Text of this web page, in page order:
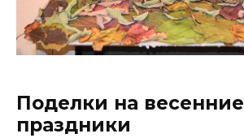
Поделки на весенние
праздники